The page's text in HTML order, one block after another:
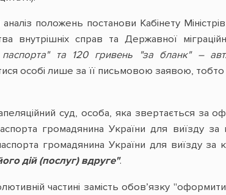
положень постанови Кабінету
внутрішніх справ та Державної
та 120 гривень "за бланк" –
особі лише за її письмовою заявою, тобто
суд, особа, яка звертається
громадянина України для виїзду за
громадянина України для виїзду за
дій (послуг) вдруге".
частині замість обов’язку